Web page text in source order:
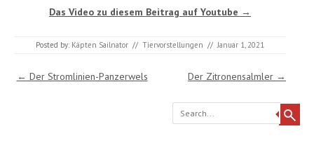
Das Video zu diesem Beitrag auf Youtube →
Posted by: Käpten Sailnator // Tiervorstellungen // Januar 1, 2021
Post navigation
← Der Stromlinien-Panzerwels Der Zitronensalmler →
Search